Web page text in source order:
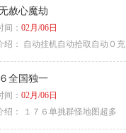
赦心魔劫
间： 02月/06日
绍：
自动挂机自动拾取自动０充
全国独一
间： 02月/06日
绍：
１７６单挑群怪地图超多